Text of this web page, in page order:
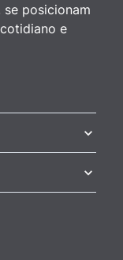
posicionam
e